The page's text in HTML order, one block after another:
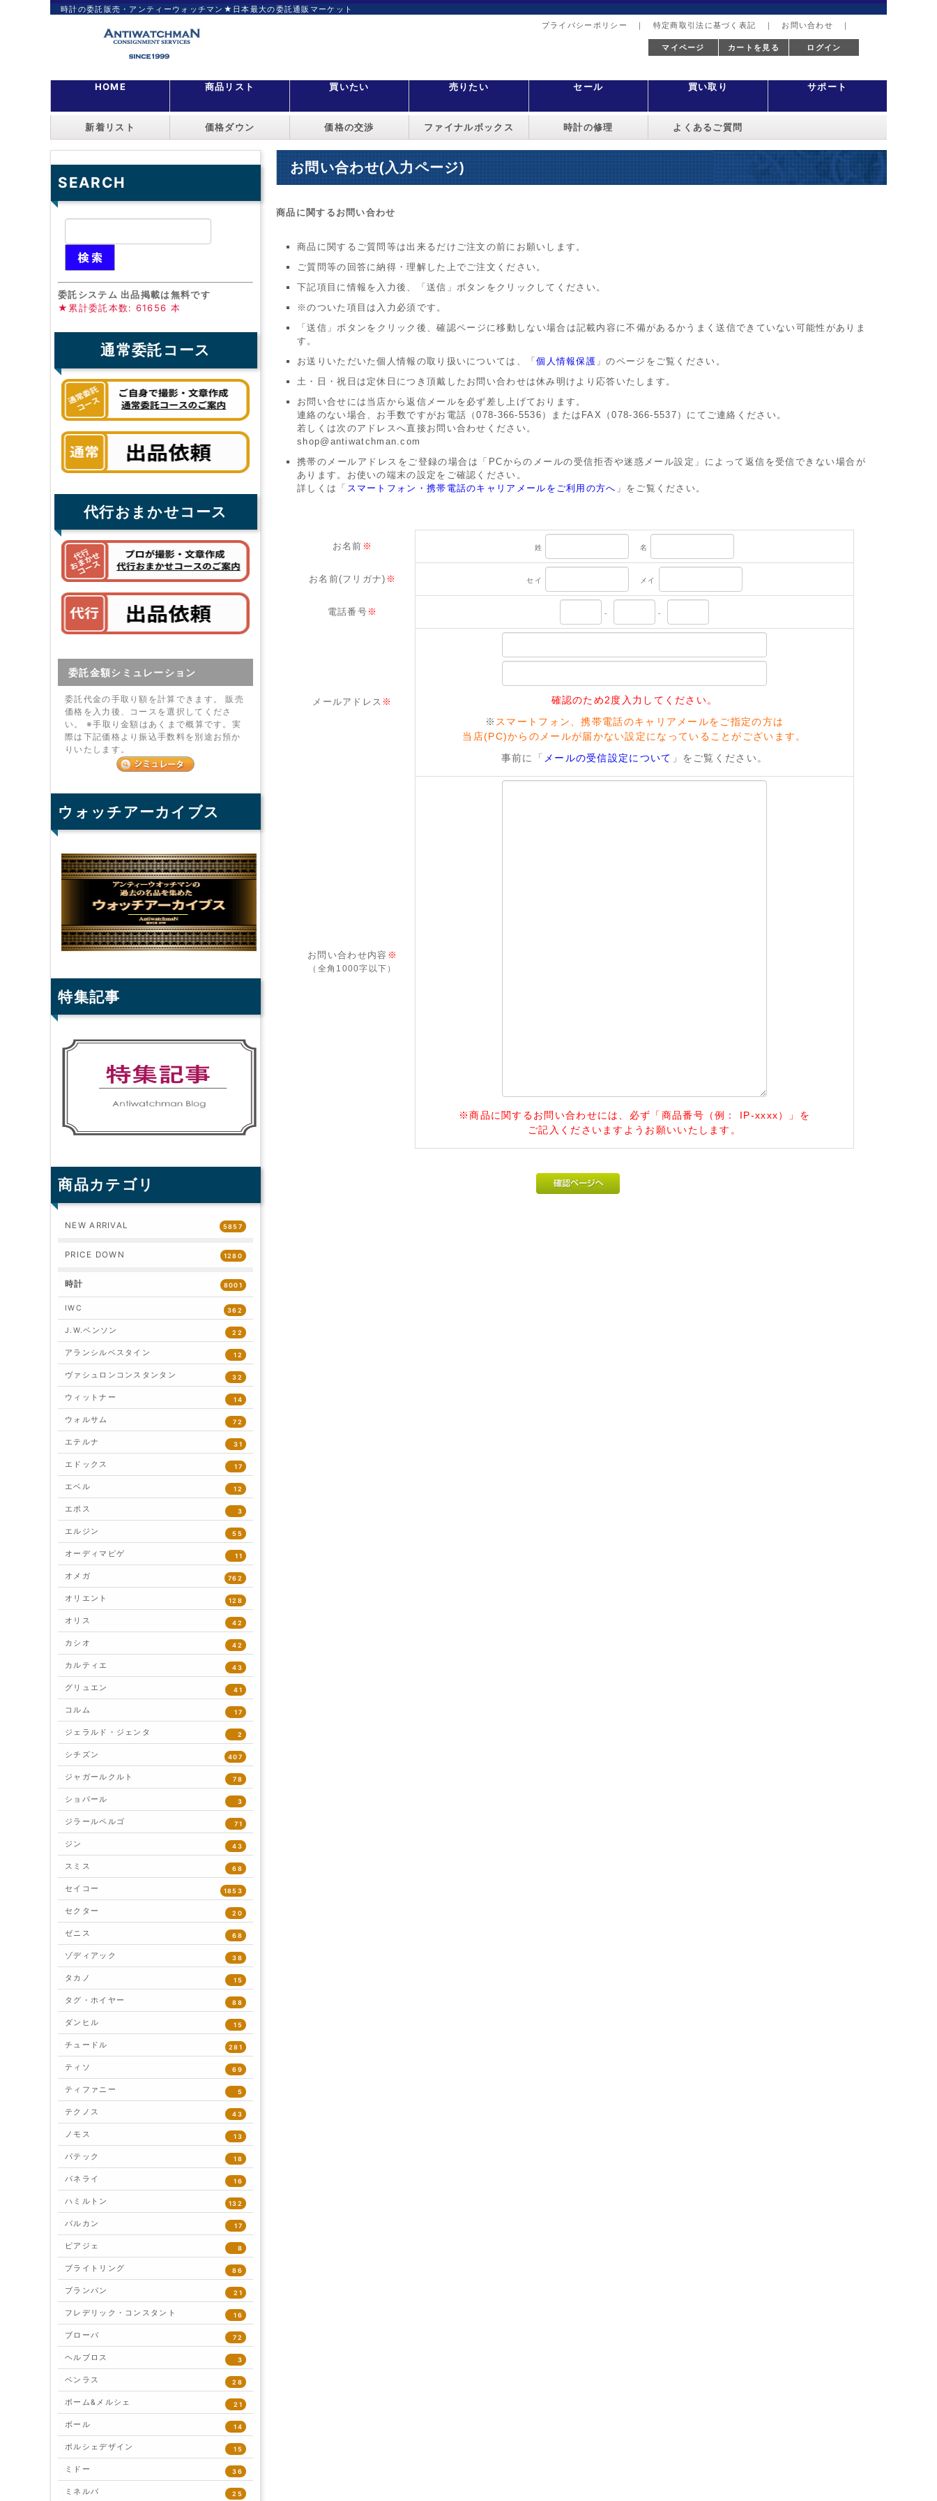
時計の委託販売・アンティーウォッチマン★日本最大の委託通販マーケット
プライバシーポリシー
｜ 特定商取引法に基づく表記 ｜ お問い合わせ ｜
ログイン
カートを見る
マイページ
HOME 商品リスト 買いたい 売りたい セール 買い取り サポート
新着リスト 価格ダウン 価格の交渉 ファイナルボックス 時計の修理 よくあるご質問
お問い合わせ(入力ページ)
商品に関するお問い合わせ
商品に関するご質問等は出来るだけご注文の前にお願いします。
ご質問等の回答に納得・理解した上でご注文ください。
下記項目に情報を入力後、「送信」ボタンをクリックしてください。
※のついた項目は入力必須です。
「送信」ボタンをクリック後、確認ページに移動しない場合は記載内容に不備があるかうまく送信できていない可能性がありま
す。
お送りいただいた個人情報の取り扱いについては、「個人情報保護 」のページをご覧ください。
土・日・祝日は定休日につき頂戴したお問い合わせは休み明けより応答いたします。
お問い合せには当店から返信メールを必ず差し上げております。
連絡のない場合、お手数ですがお電話（078-366-5536）またはFAX（078-366-5537）にてご連絡ください。
若しくは次のアドレスへ直接お問い合わせください。
shop@antiwatchman.com
携帯のメールアドレスをご登録の場合は「PCからのメールの受信拒否や迷惑メール設定」によって返信を受信できない場合が
あります。お使いの端末の設定をご確認ください。
詳しくは「 スマートフォン・携帯電話のキャリアメールをご利用の方へ 」をご覧ください。
お名前 ※ 姓 名
お名前(フリガナ) ※ セイ メイ
電話番号 ※ - -
メールアドレス ※
確認のため2度入力してください。
※ スマートフォン、携帯電話のキャリアメールをご指定の方は
当店(PC)からのメールが届かない設定になっていることがございます。
事前に「
メールの受信設定について 」をご覧ください。
お問い合わせ内容 ※
（全角1000字以下）
※商品に関するお問い合わせには、必ず「商品番号（例： IP-xxxx）」を
ご記入くださいますようお願いいたします。
SEARCH
委託システム 出品掲載は無料です
★累計委託本数: 61656 本
通常委託コース
代行おまかせコース
委託金額シミュレーション
委託代金の手取り額を計算できます。 販売
価格を入力後、コースを選択してくださ
い。 ※手取り金額はあくまで概算です。実
際は下記価格より振込手数料を別途お預か
りいたします。
ウォッチアーカイブス
特集記事
商品カテゴリ
NEW ARRIVAL 5857
PRICE DOWN 1280
時計 8001
IWC 362
J.W.ベンソン 22
アランシルベスタイン 12
ヴァシュロンコンスタンタン 32
ウィットナー 14
ウォルサム 72
エテルナ 31
エドックス 17
エベル 12
エポス 3
エルジン 55
オーディマピゲ 11
オメガ 762
オリエント 128
オリス 42
カシオ 42
カルティエ 43
グリュエン 41
コルム 17
ジェラルド・ジェンタ 2
シチズン 407
ジャガールクルト 78
ショパール 3
ジラールペルゴ 71
ジン 43
スミス 68
セイコー 1853
セクター 20
ゼニス 68
ゾディアック 38
タカノ 15
タグ・ホイヤー 88
ダンヒル 15
チュードル 281
ティソ 69
ティファニー 5
テクノス 43
ノモス 13
パテック 18
パネライ 16
ハミルトン 132
バルカン 17
ピアジェ 8
ブライトリング 86
ブランパン 21
フレデリック・コンスタント 16
ブローバ 72
ヘルブロス 3
ベンラス 28
ボーム&メルシェ 21
ボール 14
ポルシェデザイン 15
ミドー 36
ミネルバ 25